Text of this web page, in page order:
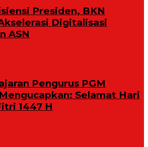
Presiden, BKN
Digitalisasi
ASN
Pengurus PGM
Selamat Hari
1447 H